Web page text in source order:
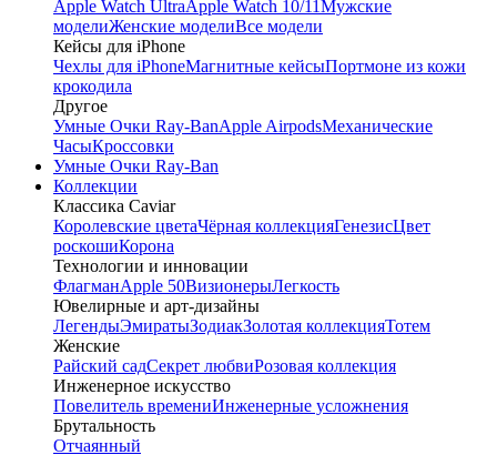
Apple Watch UltraApple Watch 10/11Мужские
моделиЖенские моделиВсе модели
Кейсы для iPhone
Чехлы для iPhoneМагнитные кейсыПортмоне из кожи
крокодила
Другое
Умные Очки Ray-BanApple AirpodsМеханические
ЧасыКроссовки
Умные Очки Ray-Ban
Коллекции
Классика Caviar
Королевские цветаЧёрная коллекцияГенезисЦвет
роскошиКорона
Технологии и инновации
ФлагманApple 50ВизионерыЛегкость
Ювелирные и арт-дизайны
ЛегендыЭмиратыЗодиакЗолотая коллекцияТотем
Женские
Райский садСекрет любвиРозовая коллекция
Инженерное искусство
Повелитель времениИнженерные усложнения
Брутальность
Отчаянный